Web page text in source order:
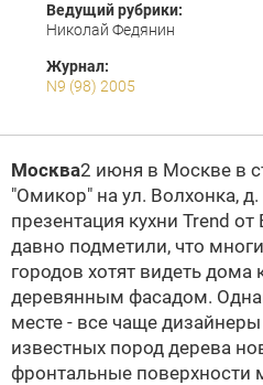
Ведущий рубрики:
Николай Федянин
Журнал:
N9 (98) 2005
Москва2 июня в Москве в
"Омикор" на ул. Волхонка,
презентация кухни Trend от
давно подметили, что
городов хотят видеть
деревянным фасадом.
месте - все чаще
известных пород дерева
фронтальные поверхности